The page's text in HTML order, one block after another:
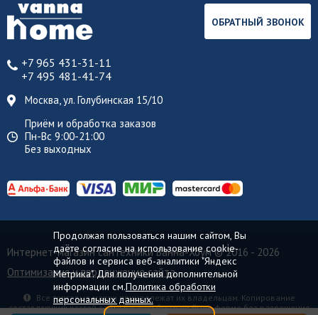
+7 965 431-31-11
+7 495 481-41-74
Москва, ул. Голубинская 15/10
Приём и обработка заказов
Пн-Вс 9:00-21:00
Без выходных
ОБРАТНЫЙ ЗВОНОК
Интернет-магазин сантехники Ванна-Хоум© 2016 - 2026
Оптимизация и продвижение сайта
Все торговые марки принадлежат их владельцам. Копирование
составляющих частей сайта в какой бы то ни было форме без разрешения
Продолжая пользоваться нашим сайтом, Вы
даёте согласие на использование cookie-
файлов и сервиса веб-аналитики "Яндекс
Метрика". Для получения дополнительной
информации см.Политика обработки
персональных данных.